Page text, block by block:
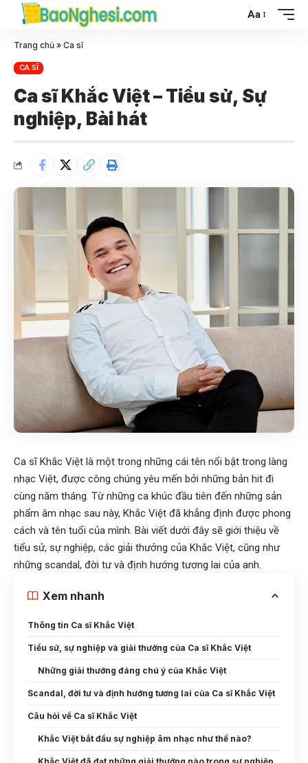
Aa
Trang chủ » Ca sĩ
CA SĨ
Ca sĩ Khắc Việt – Tiểu sử, Sự
nghiệp, Bài hát
Ca sĩ Khắc Việt là một trong những cái tên nổi bật trong làng
nhạc Việt, được công chúng yêu mến bởi những bản hit đi
cùng năm tháng. Từ những ca khúc đầu tiên đến những sản
phẩm âm nhạc sau này, Khắc Việt đã khẳng định được phong
cách và tên tuổi của mình. Bài viết dưới đây sẽ giới thiệu về
tiểu sử, sự nghiệp, các giải thưởng của Khắc Việt, cũng như
những scandal, đời tư và định hướng tương lai của anh.
Xem nhanh
Thông tin Ca sĩ Khắc Việt
Tiểu sử, sự nghiệp và giải thưởng của Ca sĩ Khắc Việt
Những giải thưởng đáng chú ý của Khắc Việt
Scandal, đời tư và định hướng tương lai của Ca sĩ Khắc Việt
Câu hỏi về Ca sĩ Khắc Việt
Khắc Việt bắt đầu sự nghiệp âm nhạc như thế nào?